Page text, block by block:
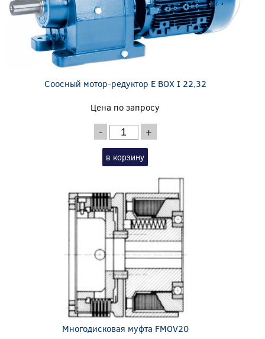
Соосный мотор-редуктор E BOX I 22,32
Цена по запросу
- +
в корзину
Многодисковая муфта FMOV20